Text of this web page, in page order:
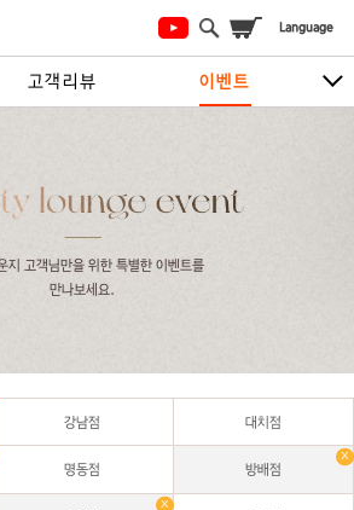
고객리뷰 이벤트
지 고객님만을 위한 특별한 이벤트를
만나보세요.
강남점 대치점
명동점 방배점